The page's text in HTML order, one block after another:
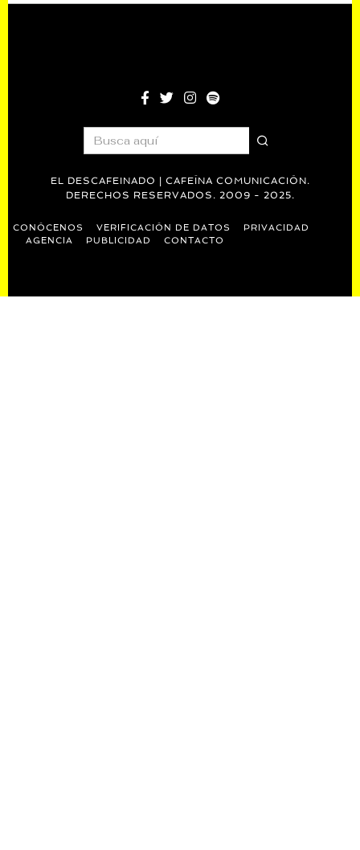
EL DESCAFEINADO | CAFEÍNA COMUNICACIÓN.
DERECHOS RESERVADOS. 2009 - 2025.
CONÓCENOS VERIFICACIÓN DE DATOS
PRIVACIDAD
AGENCIA
PUBLICIDAD CONTACTO